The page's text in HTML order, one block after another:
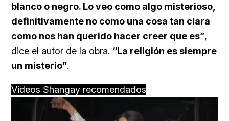
blanco o negro. Lo veo como algo misterioso,
definitivamente no como una cosa tan clara
como nos han querido hacer creer que es”,
dice el autor de la obra. “La religión es siempre
un misterio”.
Videos Shangay recomendados